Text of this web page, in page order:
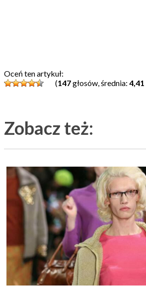
Oceń ten artykuł:
(147głosów, średnia: 4,41
Zobacz też: